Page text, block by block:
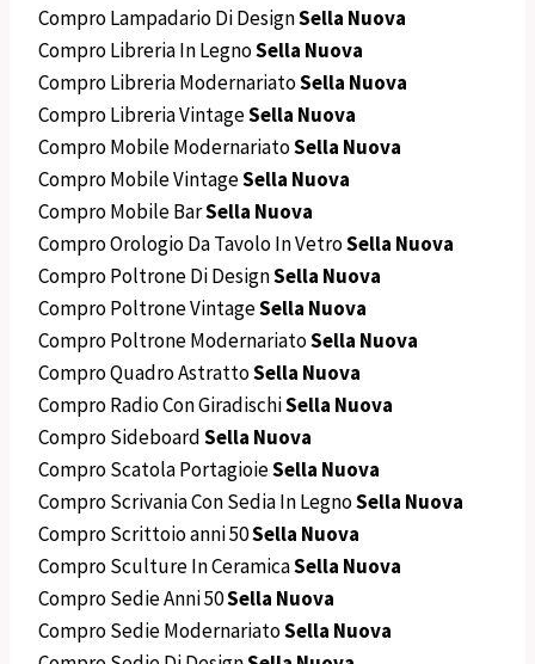
Compro Lampadario Di DesignSella Nuova
Compro Libreria In LegnoSella Nuova
Compro Libreria ModernariatoSella Nuova
Compro Libreria VintageSella Nuova
Compro Mobile ModernariatoSella Nuova
Compro Mobile VintageSella Nuova
Compro Mobile BarSella Nuova
Compro Orologio Da Tavolo In VetroSella Nuova
Compro Poltrone Di DesignSella Nuova
Compro Poltrone VintageSella Nuova
Compro Poltrone ModernariatoSella Nuova
Compro Quadro AstrattoSella Nuova
Compro Radio Con GiradischiSella Nuova
Compro SideboardSella Nuova
Compro Scatola PortagioieSella Nuova
Compro Scrivania Con Sedia In LegnoSella Nuova
Compro Scrittoio anni 50Sella Nuova
Compro Sculture In CeramicaSella Nuova
Compro Sedie Anni 50Sella Nuova
Compro Sedie ModernariatoSella Nuova